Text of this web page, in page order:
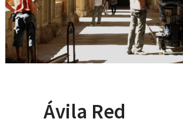
Ávila Red